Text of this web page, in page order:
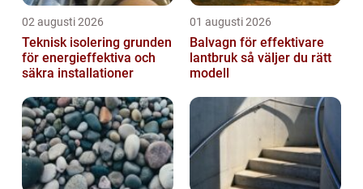
02 augusti 2026
Teknisk isolering grunden
för energieffektiva och
säkra installationer
01 augusti 2026
Balvagn för effektivare
lantbruk så väljer du rätt
modell